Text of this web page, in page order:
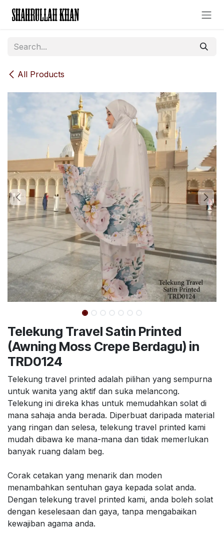
All Products
Telekung Travel Satin Printed
(Awning Moss Crepe Berdagu) in
TRD0124
Telekung travel printed adalah pilihan yang sempurna
untuk wanita yang aktif dan suka melancong.
Telekung ini direka khas untuk memudahkan solat di
mana sahaja anda berada. Diperbuat daripada material
yang ringan dan selesa, telekung travel printed kami
mudah dibawa ke mana-mana dan tidak memerlukan
banyak ruang dalam beg.
Corak cetakan yang menarik dan moden
menambahkan sentuhan gaya kepada solat anda.
Dengan telekung travel printed kami, anda boleh solat
dengan keselesaan dan gaya, tanpa mengabaikan
kewajiban agama anda.